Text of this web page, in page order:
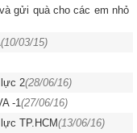
gửi quà cho các em nhỏ
(10/03/15)
lực 2(28/06/16)
-1(27/06/16)
TP.HCM(13/06/16)